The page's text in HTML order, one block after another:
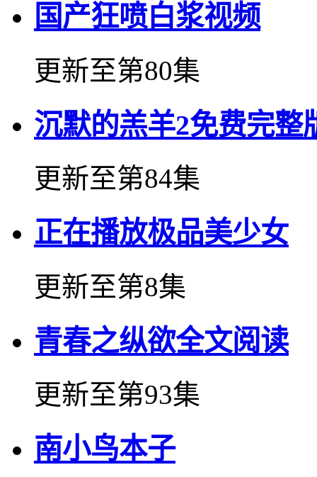
国产狂喷白浆视频
更新至第80集
沉默的羔羊2免费完整
更新至第84集
正在播放极品美少女
更新至第8集
青春之纵欲全文阅读
更新至第93集
南小鸟本子